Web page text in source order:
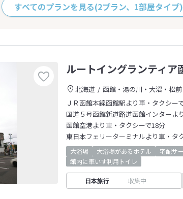
すべてのプランを見る(2プラン、1部屋タイプ)
ルートイングランティア
北海道 函館・湯の川・大沼・松前
ＪＲ函館本線函館駅より車・タクシー
国道５号函館新道路道函館インターよ
函館空港より車・タクシーで18分
東日本フェリーターミナルより車・タ
大浴場 大浴場があるホテル 宅配サ
館内に車いす利用トイレ
日本旅行 収集中